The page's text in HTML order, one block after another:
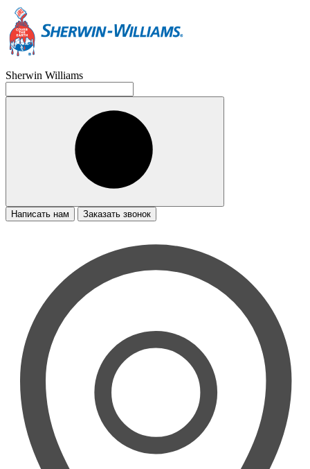
Sherwin Williams
Написать нам Заказать звонок